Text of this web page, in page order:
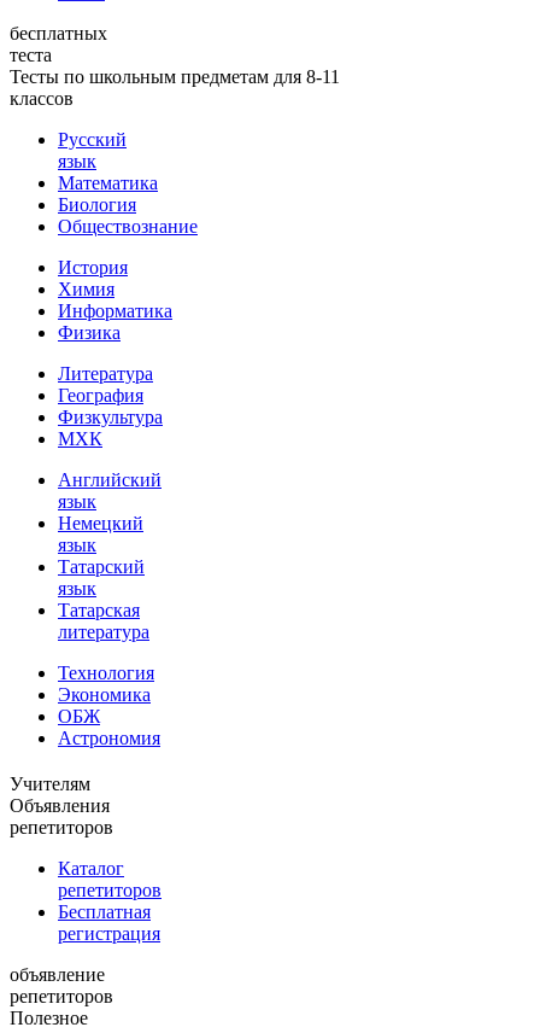
бесплатных
теста
Тесты по школьным предметам для 8-11
классов
Русский
язык
Математика
Биология
Обществознание
История
Химия
Информатика
Физика
Литература
География
Физкультура
МХК
Английский
язык
Немецкий
язык
Татарский
язык
Татарская
литература
Технология
Экономика
ОБЖ
Астрономия
Учителям
Объявления
репетиторов
Каталог
репетиторов
Бесплатная
регистрация
объявление
репетиторов
Полезное